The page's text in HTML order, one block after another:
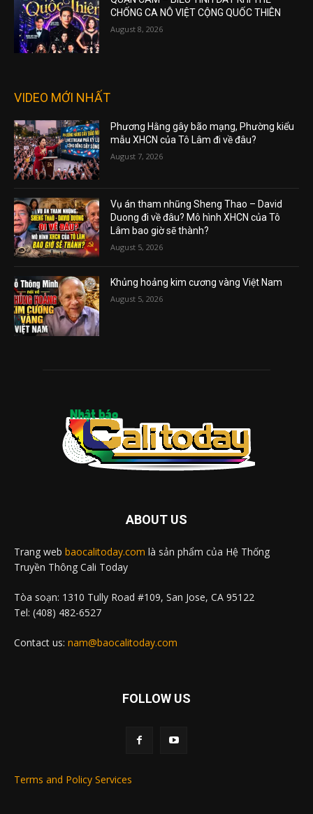
CHỐNG CA NÔ VIỆT CỘNG QUỐC THIÊN
August 8, 2026
VIDEO MỚI NHẤT
Phương Hằng gây bão mạng, Phường kiểu
mẫu XHCN của Tô Lâm đi về đâu?
August 7, 2026
Vụ án tham nhũng Sheng Thao – David
Duong đi về đâu? Mô hình XHCN của Tô
Lâm bao giờ sẽ thành?
August 5, 2026
Khủng hoảng kim cương vàng Việt Nam
August 5, 2026
ABOUT US
Trang web baocalitoday.com là sản phẩm của Hệ Thống
Truyền Thông Cali Today
Tòa soạn: 1310 Tully Road #109, San Jose, CA 95122
Tel: (408) 482-6527
Contact us: nam@baocalitoday.com
FOLLOW US
Terms and Policy Services